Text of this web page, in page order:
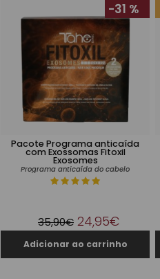
Pacote Programa anticaída
com Exossomas Fitoxil
Exosomes
Programa anticaída do cabelo
-31 %
35,90€ 24,95€